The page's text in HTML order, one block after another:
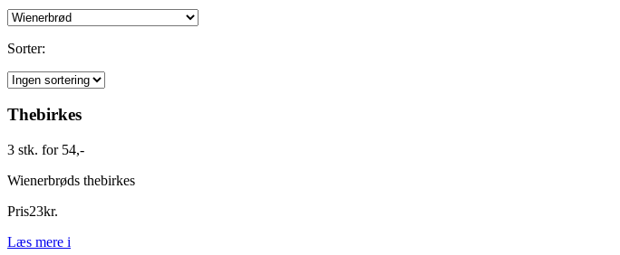
Sorter:
Thebirkes
3 stk. for 54,-
Wienerbrøds thebirkes
Pris23kr.
Læs mere i